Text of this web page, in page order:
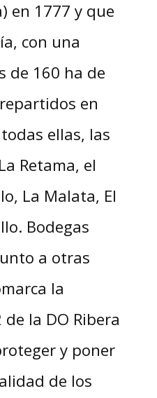
en 1777 y que
con una
de 160 ha de
en
ellas, las
Retama, el
La Malata, El
Bodegas
a otras
la
la DO Ribera
y poner
de los